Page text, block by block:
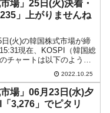
市場」25日(火)決着・
」上がりませんね
日(火)の韓国株式市場が締
現在、KOSPI（韓国総
チャートは以下のように
』より引用）。ローソク
ほとんどなくなりました。
2022.10.25
市場」06月23日(水)夕
3,276」でピタリ